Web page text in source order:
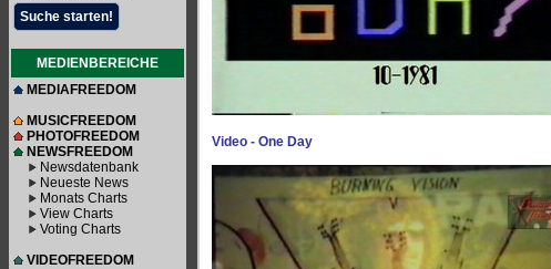
MEDIENBEREICHE
MEDIAFREEDOM
MUSICFREEDOM
PHOTOFREEDOM
NEWSFREEDOM
Newsdatenbank
Neueste News
Monats Charts
View Charts
Voting Charts
VIDEOFREEDOM
Video - One Day